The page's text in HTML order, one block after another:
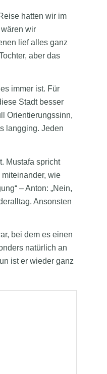
hatten wir im
wir
lief alles ganz
aber das
immer ist. Für
Stadt besser
Orientierungssinn,
langging. Jeden
Mustafa spricht
wie
– Anton: „Nein,
Ansonsten
bei dem es einen
natürlich an
ist er wieder ganz